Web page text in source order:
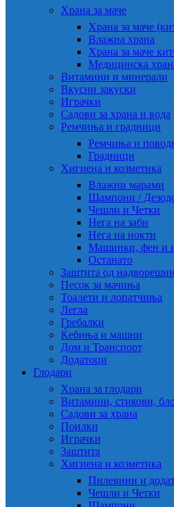
Храна за маче
Храна за маче
Влажна храна
Храна за маче
Медицинска
Витамини и минерали
Вкусни закуски
Играчки
Садови за храна и вода
Ремчиња и градници
Ремчиња и
Градници
Хигиена и козметика
Влажни марами
Шампони /
Чешли и Четки
Нега на заби
Нега на нокти
Машинки, фен и
Останато
Заштита од
Песок за мачиња
Тоалети и лопатчиња
Легла
Гребалки
Ќебиња и машни
Дом и Транспорт
Додатоци
Глодари
Храна за глодари
Витамини, стикови,
Садови за храна
Поилки
Играчки
Заштита
Хигиена и козметика
Пилевини и
Чешли и Четки